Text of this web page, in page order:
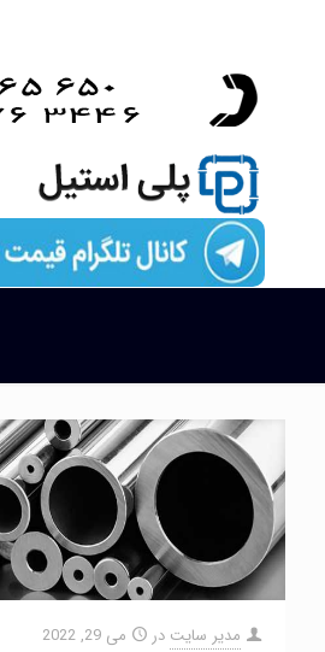
مدیر سایت در
می 29, 2022